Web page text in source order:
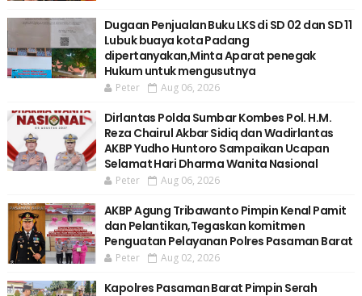
Dugaan Penjualan Buku LKS di SD 02 dan SD 11
Lubuk buaya kota Padang
dipertanyakan,Minta Aparat penegak
Hukum untuk mengusutnya
Peter Aug 06, 2026
Dirlantas Polda Sumbar Kombes Pol. H.M.
Reza Chairul Akbar Sidiq dan Wadirlantas
AKBP Yudho Huntoro Sampaikan Ucapan
Selamat Hari Dharma Wanita Nasional
Peter Aug 06, 2026
AKBP Agung Tribawanto Pimpin Kenal Pamit
dan Pelantikan,Tegaskan komitmen
Penguatan Pelayanan Polres Pasaman Barat
Peter Aug 02, 2026
Kapolres Pasaman Barat Pimpin Serah